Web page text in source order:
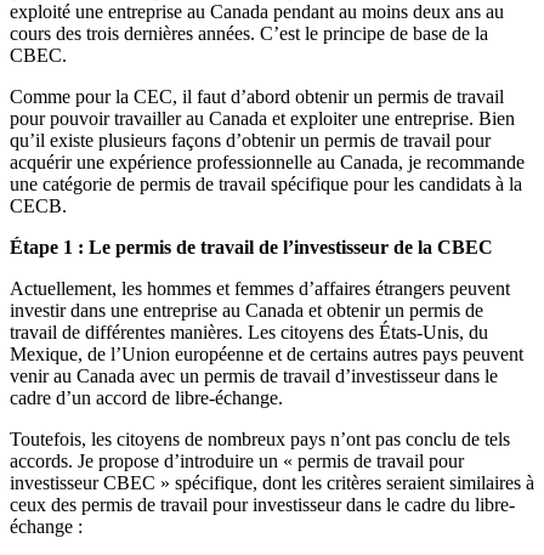
exploité une entreprise au Canada pendant au moins deux ans au
cours des trois dernières années. C’est le principe de base de la
CBEC.
Comme pour la CEC, il faut d’abord obtenir un permis de travail
pour pouvoir travailler au Canada et exploiter une entreprise. Bien
qu’il existe plusieurs façons d’obtenir un permis de travail pour
acquérir une expérience professionnelle au Canada, je recommande
une catégorie de permis de travail spécifique pour les candidats à la
CECB.
Étape 1 : Le permis de travail de l’investisseur de la CBEC
Actuellement, les hommes et femmes d’affaires étrangers peuvent
investir dans une entreprise au Canada et obtenir un permis de
travail de différentes manières. Les citoyens des États-Unis, du
Mexique, de l’Union européenne et de certains autres pays peuvent
venir au Canada avec un permis de travail d’investisseur dans le
cadre d’un accord de libre-échange.
Toutefois, les citoyens de nombreux pays n’ont pas conclu de tels
accords. Je propose d’introduire un « permis de travail pour
investisseur CBEC » spécifique, dont les critères seraient similaires à
ceux des permis de travail pour investisseur dans le cadre du libre-
échange :